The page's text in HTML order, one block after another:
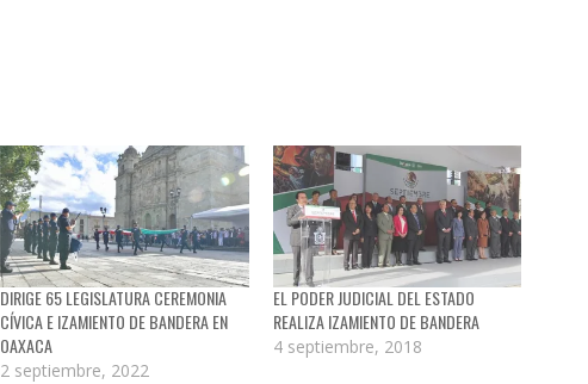
DIRIGE 65 LEGISLATURA CEREMONIA
CÍVICA E IZAMIENTO DE BANDERA EN
OAXACA
2 septiembre, 2022
EL PODER JUDICIAL DEL ESTADO
REALIZA IZAMIENTO DE BANDERA
4 septiembre, 2018